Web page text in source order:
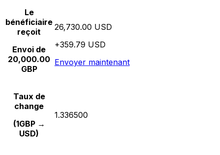
Le
bénéficiaire
reçoit
Envoi de
20,000.00
GBP
26,730.00 USD
+359.79 USD
Envoyer maintenant
Taux de
change
(1GBP →
USD)
1.336500